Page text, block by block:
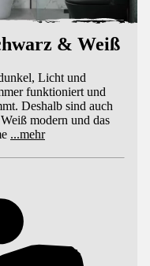
& Weiß
Licht und
funktioniert und
Deshalb sind auch
modern und das
...mehr